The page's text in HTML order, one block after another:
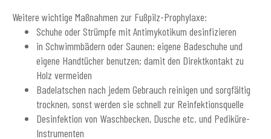
Weitere wichtige Maßnahmen zur Fußpilz-Prophylaxe:
Schuhe oder Strümpfe mit Antimykotikum desinfizieren
in Schwimmbädern oder Saunen: eigene Badeschuhe und
eigene Handtücher benutzen; damit den Direktkontakt zu
Holz vermeiden
Badelatschen nach jedem Gebrauch reinigen und sorgfältig
trocknen, sonst werden sie schnell zur Reinfektionsquelle
Desinfektion von Waschbecken, Dusche etc. und Pediküre-
Instrumenten